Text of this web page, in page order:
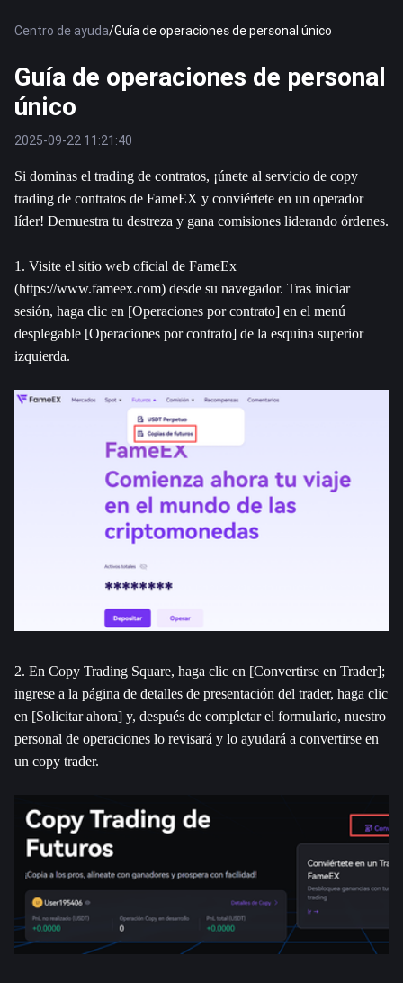
Centro de ayuda/Guía de operaciones de personal único
Guía de operaciones de personal
único
2025-09-22 11:21:40
Si dominas el trading de contratos, ¡únete al servicio de copy
trading de contratos de FameEX y conviértete en un operador
líder! Demuestra tu destreza y gana comisiones liderando órdenes.
1. Visite el sitio web oficial de FameEx
(https://www.fameex.com) desde su navegador. Tras iniciar
sesión, haga clic en [Operaciones por contrato] en el menú
desplegable [Operaciones por contrato] de la esquina superior
izquierda.
2. En Copy Trading Square, haga clic en [Convertirse en Trader];
ingrese a la página de detalles de presentación del trader, haga clic
en [Solicitar ahora] y, después de completar el formulario, nuestro
personal de operaciones lo revisará y lo ayudará a convertirse en
un copy trader.